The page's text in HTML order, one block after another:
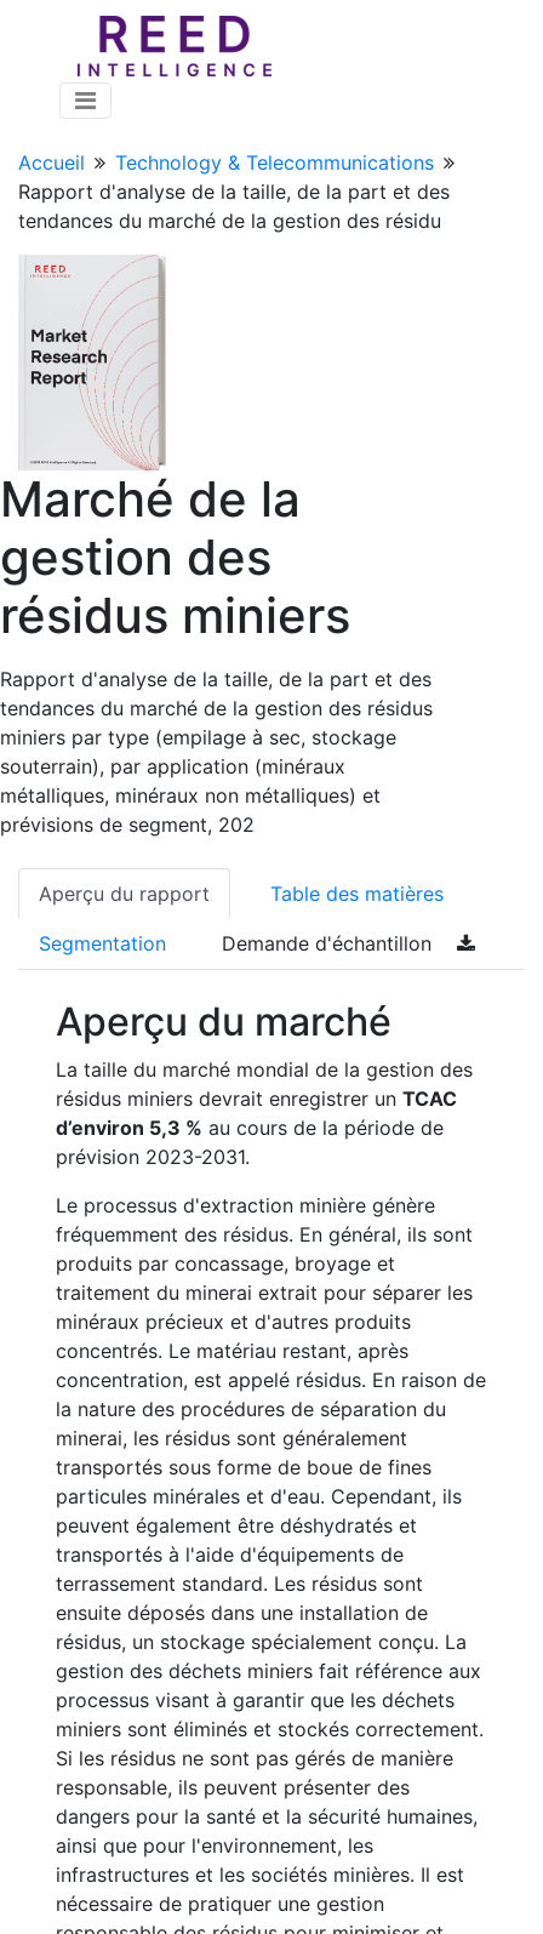
Accueil
Technology & Telecommunications
Rapport d'analyse de la taille, de la part et des
tendances du marché de la gestion des résidu
Marché de la
gestion des
résidus miniers
Rapport d'analyse de la taille, de la part et des
tendances du marché de la gestion des résidus
miniers par type (empilage à sec, stockage
souterrain), par application (minéraux
métalliques, minéraux non métalliques) et
prévisions de segment, 202
Aperçu du rapport Table des matières
Segmentation Demande d'échantillon
Aperçu du marché
La taille du marché mondial de la gestion des
résidus miniers devrait enregistrer un TCAC
d’environ 5,3 % au cours de la période de
prévision 2023-2031.
Le processus d'extraction minière génère
fréquemment des résidus. En général, ils sont
produits par concassage, broyage et
traitement du minerai extrait pour séparer les
minéraux précieux et d'autres produits
concentrés. Le matériau restant, après
concentration, est appelé résidus. En raison de
la nature des procédures de séparation du
minerai, les résidus sont généralement
transportés sous forme de boue de fines
particules minérales et d'eau. Cependant, ils
peuvent également être déshydratés et
transportés à l'aide d'équipements de
terrassement standard. Les résidus sont
ensuite déposés dans une installation de
résidus, un stockage spécialement conçu. La
gestion des déchets miniers fait référence aux
processus visant à garantir que les déchets
miniers sont éliminés et stockés correctement.
Si les résidus ne sont pas gérés de manière
responsable, ils peuvent présenter des
dangers pour la santé et la sécurité humaines,
ainsi que pour l'environnement, les
infrastructures et les sociétés minières. Il est
nécessaire de pratiquer une gestion